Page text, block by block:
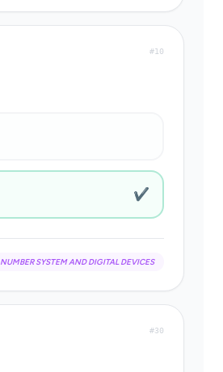
#10
✔
NUMBER SYSTEM AND DIGITAL DEVICES
#30